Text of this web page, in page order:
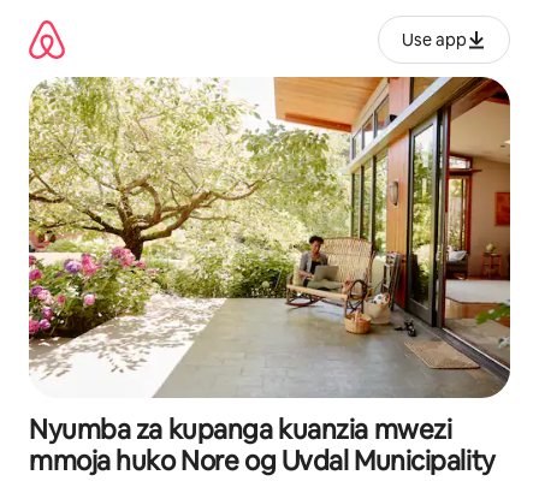
kwenda
kwenye
maudhui
Use app
Nyumba za kupanga kuanzia mwezi
mmoja huko Nore og Uvdal Municipality